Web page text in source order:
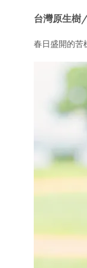
台灣原生樹
春日盛開的苦